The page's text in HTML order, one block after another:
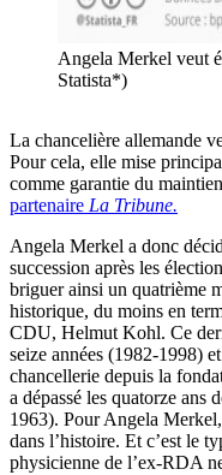
Angela Merkel veut
Statista*)
La chancelière allemande
Pour cela, elle mise
comme garantie du
partenaire La Tribune.
Angela Merkel a donc
succession après les
briguer ainsi un quatrième
historique, du moins en
CDU, Helmut Kohl. Ce
seize années (1982-1998)
chancellerie depuis la
a dépassé les quatorze
1963). Pour Angela
dans l’histoire. Et c’est le
physicienne de l’ex-RDA